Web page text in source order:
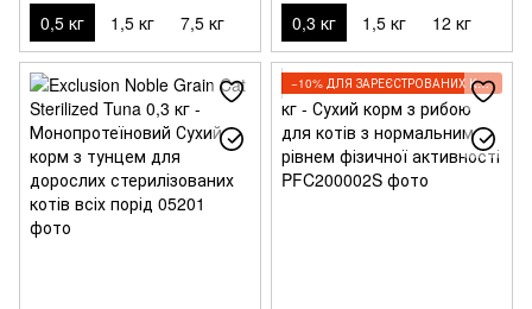
0,5 кг 1,5 кг 7,5 кг 0,3 кг 1,5 кг 12 кг
−10% ДЛЯ ЗАРЕЄСТРОВАНИХ КЛІЄНТІВ